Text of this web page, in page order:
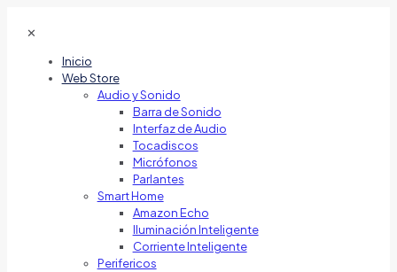
✕
Inicio
Web Store
Audio y Sonido
Barra de Sonido
Interfaz de Audio
Tocadiscos
Micrófonos
Parlantes
Smart Home
Amazon Echo
Iluminación Inteligente
Corriente Inteligente
Perifericos